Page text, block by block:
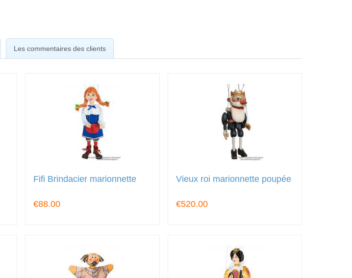
Les commentaires des clients
Fifi Brindacier marionnette
€88.00
Vieux roi marionnette poupée
€520.00